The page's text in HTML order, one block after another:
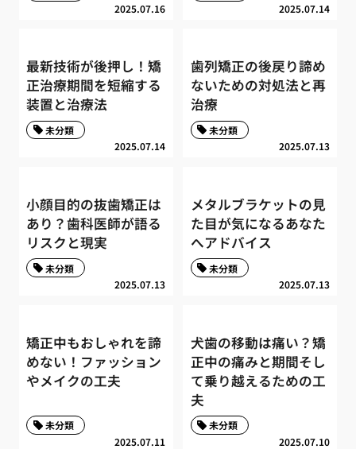
2025.07.16 2025.07.14
最新技術が後押し！矯
正治療期間を短縮する
装置と治療法
2025.07.14
未分類
歯列矯正の後戻り諦め
ないための対処法と再
治療
2025.07.13
未分類
小顔目的の抜歯矯正は
あり？歯科医師が語る
リスクと現実
2025.07.13
未分類
メタルブラケットの見
た目が気になるあなた
へアドバイス
2025.07.13
未分類
矯正中もおしゃれを諦
めない！ファッション
やメイクの工夫
2025.07.11
未分類
犬歯の移動は痛い？矯
正中の痛みと期間そし
て乗り越えるための工
夫
2025.07.10
未分類